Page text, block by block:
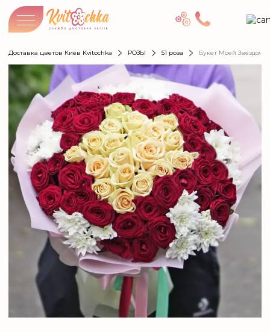
Доставка цветов Киев Kvitochka РОЗЫ 51 роза Букет Моей Звездочке